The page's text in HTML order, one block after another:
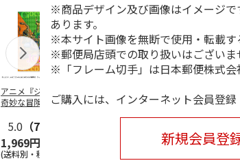
アニメ『ジョジョの
奇妙な冒険 黄金の
セッ…
5.0 （7）
1,969円
(送料別・税込)
ーセット
ケース
1,100円
※商品デザイン及び画像はイメージ
あります。
※本サイト画像を無断で使用・転載す
※郵便局店頭での取り扱いはございま
※「フレーム切手」は日本郵便株式会
ご購入には、インターネット会員登録
新規会員登